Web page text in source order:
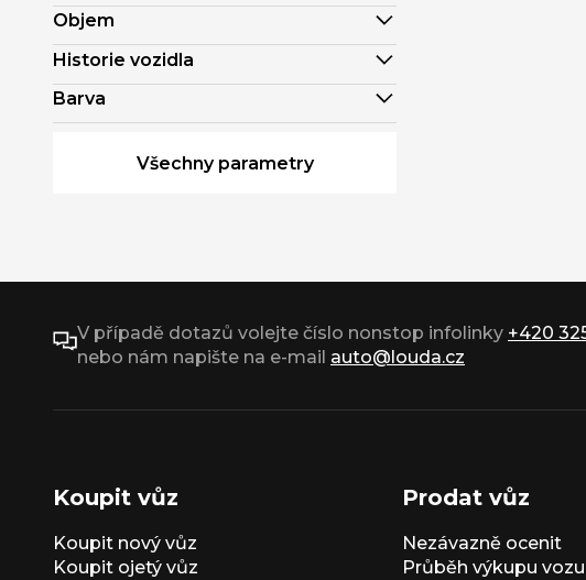
Objem
Historie vozidla
Barva
Všechny parametry
V případě dotazů volejte číslo nonstop infolinky +420
nebo nám napište na e-mail auto@louda.cz
Koupit vůz
Koupit nový vůz
Koupit ojetý vůz
Prodat vůz
Nezávazně ocenit
Průběh výkupu vozu